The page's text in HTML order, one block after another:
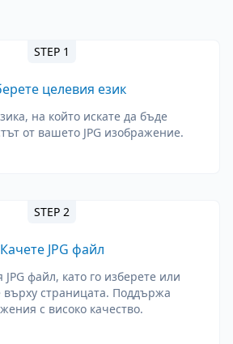
STEP 1
целевия език
на който искате да бъде
от вашето JPG изображение.
STEP 2
Качете JPG файл
файл, като го изберете или
върху страницата. Поддържа
с високо качество.